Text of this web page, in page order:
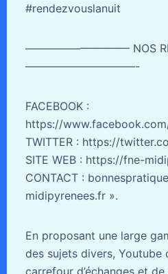
#rendezvouslanuit
—————————– NOS
——————————-
FACEBOOK :
https://
TWITTER : https://
SITE WEB : https://fne-
CONTACT :
midipyrenees.fr ».
En proposant une large
des sujets divers,
carrefour d’échanges et